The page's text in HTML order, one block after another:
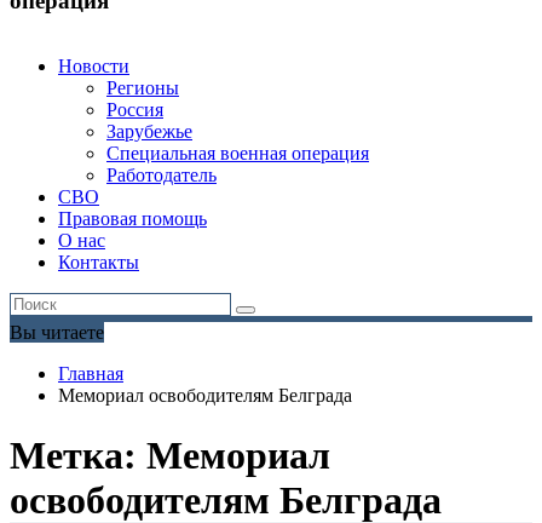
Новости
Регионы
Россия
Зарубежье
Специальная военная операция
Работодатель
СВО
Правовая помощь
О нас
Контакты
Вы читаете
Главная
Мемориал освободителям Белграда
Метка: Мемориал
освободителям Белграда